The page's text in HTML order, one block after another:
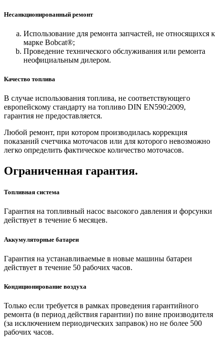
Несанкционированный ремонт
Использование для ремонта запчастей, не относящихся к
марке Bobcat®;
Проведение технического обслуживания или ремонта
неофициальным дилером.
Качество топлива
В случае использования топлива, не соответствующего
европейскому стандарту на топливо DIN EN590:2009,
гарантия не предоставляется.
Любой ремонт, при котором производилась коррекция
показаний счетчика моточасов или для которого невозможно
легко определить фактическое количество моточасов.
Ограниченная гарантия.
Топливная система
Гарантия на топливный насос высокого давления и форсунки
действует в течение 6 месяцев.
Аккумуляторные батареи
Гарантия на устанавливаемые в новые машины батареи
действует в течение 50 рабочих часов.
Кондиционирование воздуха
Только если требуется в рамках проведения гарантийного
ремонта (в период действия гарантии) по вине производителя
(за исключением периодических заправок) но не более 500
рабочих часов.